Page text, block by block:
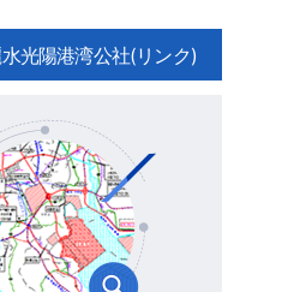
光陽港湾公社(リンク)